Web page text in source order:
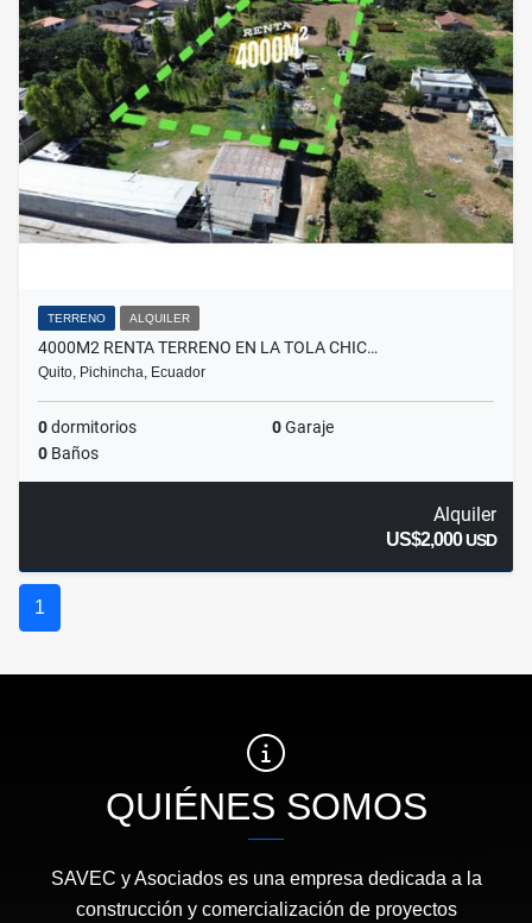
TERRENO ALQUILER
4000M2 RENTA TERRENO EN LA TOLA CHIC…
Quito, Pichincha, Ecuador
0dormitorios 0Garaje
0 Baños
Alquiler
US$2,000USD
1
QUIÉNES SOMOS
SAVEC y Asociados es una empresa dedicada a la
construcción y comercialización de proyectos